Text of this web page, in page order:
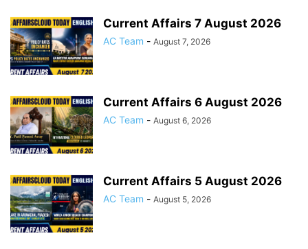
Current Affairs 7 August 2026
AC Team - August 7, 2026
Current Affairs 6 August 2026
AC Team - August 6, 2026
Current Affairs 5 August 2026
AC Team - August 5, 2026